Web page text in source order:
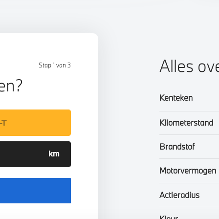
Stap 1 van 3 Alles
Kenteken
Kilometerstand
Brandstof
Motorvermogen
Actieradius